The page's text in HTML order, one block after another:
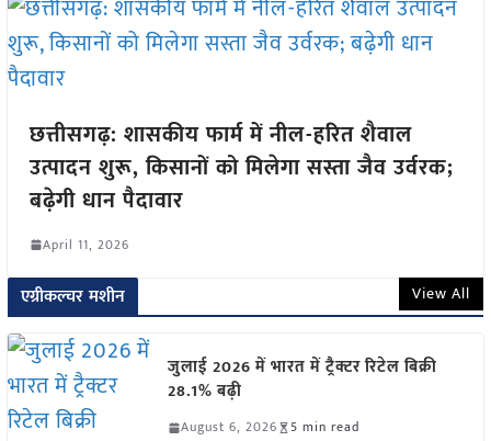
छत्तीसगढ़: शासकीय फार्म में नील-हरित शैवाल
उत्पादन शुरू, किसानों को मिलेगा सस्ता जैव उर्वरक;
बढ़ेगी धान पैदावार
April 11, 2026
एग्रीकल्चर मशीन View All
जुलाई 2026 में भारत में ट्रैक्टर रिटेल बिक्री
28.1% बढ़ी
August 6, 2026 5 min read